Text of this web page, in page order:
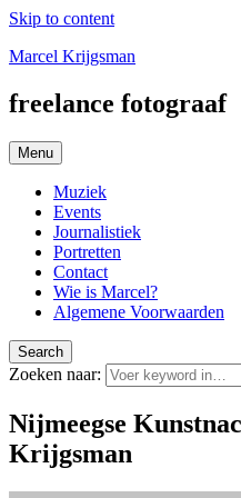
Skip to content
Marcel Krijgsman
freelance fotograaf
Menu
Muziek
Events
Journalistiek
Portretten
Contact
Wie is Marcel?
Algemene Voorwaarden
Search
Zoeken naar:
Nijmeegse
Krijgsman